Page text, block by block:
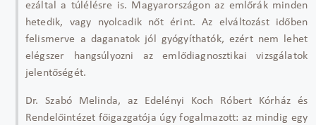
ezáltal a túlélésre is. Magyarországon az emlőrák minden
hetedik, vagy nyolcadik nőt érint. Az elváltozást időben
felismerve a daganatok jól gyógyíthatók, ezért nem lehet
elégszer hangsúlyozni az emlődiagnosztikai vizsgálatok
jelentőségét.
Dr. Szabó Melinda, az Edelényi Koch Róbert Kórház és
Rendelőintézet főigazgatója úgy fogalmazott: az mindig egy